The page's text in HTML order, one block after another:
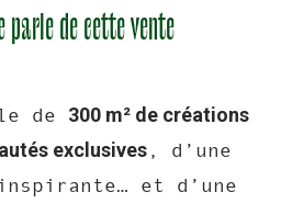
parle de cette vente
de 300 m² de créations
exclusives , d’une
et d’une